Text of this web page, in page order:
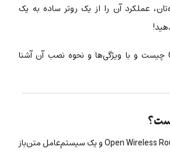
عملکرد آن را از یک روتر ساده به یک
بریم ببینیم OpenWrt چیست و با ویژگی‌ها و نحوه نصب آن آشنا
OpenWrt مخفف Open Wireless Router و یک سیستم‌عامل متن‌باز